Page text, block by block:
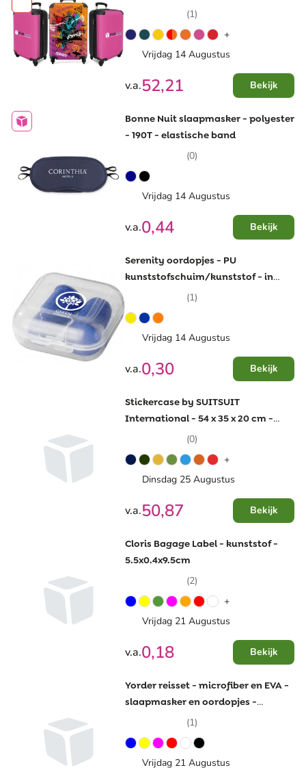
(1)
+
Vrijdag 14 Augustus
v.a.52,21 Bekijk
Bonne Nuit slaapmasker - polyester
- 190T - elastische band
(0)
Vrijdag 14 Augustus
v.a.0,44 Bekijk
Serenity oordopjes - PU
kunststofschuim/kunststof - in
reisdoosje - voor festival of safety
(1)
Vrijdag 14 Augustus
v.a.0,30 Bekijk
Stickercase by SUITSUIT
International - 54 x 35 x 20 cm -
cijferslot - trekstang
(0)
+
Dinsdag 25 Augustus
v.a.50,87 Bekijk
Cloris Bagage Label - kunststof -
5.5x0.4x9.5cm
(2)
+
Vrijdag 21 Augustus
v.a.0,18 Bekijk
Yorder reisset - microfiber en EVA -
slaapmasker en oordopjes -
verpakt in tasje
(1)
Vrijdag 21 Augustus